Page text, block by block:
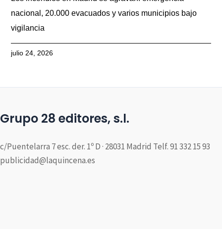
nacional, 20.000 evacuados y varios municipios bajo
vigilancia
julio 24, 2026
Grupo 28 editores, s.l.
c/Puentelarra 7 esc. der. 1º D · 28031 Madrid Telf. 91 332 15 93
publicidad@laquincena.es